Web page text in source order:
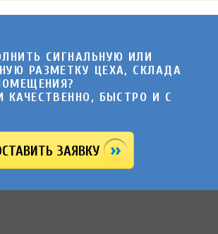
СИГНАЛЬНУЮ ИЛИ
РАЗМЕТКУ ЦЕХА, СКЛАДА
БЫСТРО И C
ЗАЯВКУ